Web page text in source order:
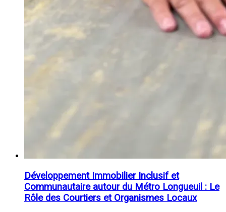
Développement Immobilier Inclusif et
Communautaire autour du Métro Longueuil : Le
Rôle des Courtiers et Organismes Locaux